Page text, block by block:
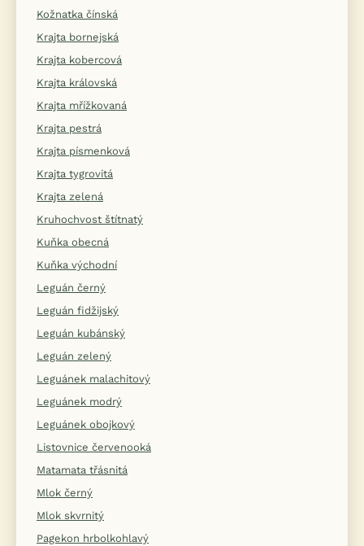
Kožnatka čínská
Krajta bornejská
Krajta kobercová
Krajta královská
Krajta mřížkovaná
Krajta pestrá
Krajta písmenková
Krajta tygrovitá
Krajta zelená
Kruhochvost štítnatý
Kuňka obecná
Kuňka východní
Leguán černý
Leguán fidžijský
Leguán kubánský
Leguán zelený
Leguánek malachitový
Leguánek modrý
Leguánek obojkový
Listovnice červenooká
Matamata třásnitá
Mlok černý
Mlok skvrnitý
Pagekon hrbolkohlavý